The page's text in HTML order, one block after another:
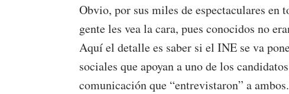
Obvio, por sus miles de espectaculares en
gente les vea la cara, pues conocidos no
Aquí el detalle es saber si el INE se va
sociales que apoyan a uno de los
comunicación que “entrevistaron” a ambos.